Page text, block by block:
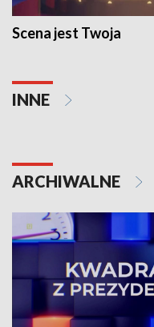
Scena jest Twoja
INNE
ARCHIWALNE